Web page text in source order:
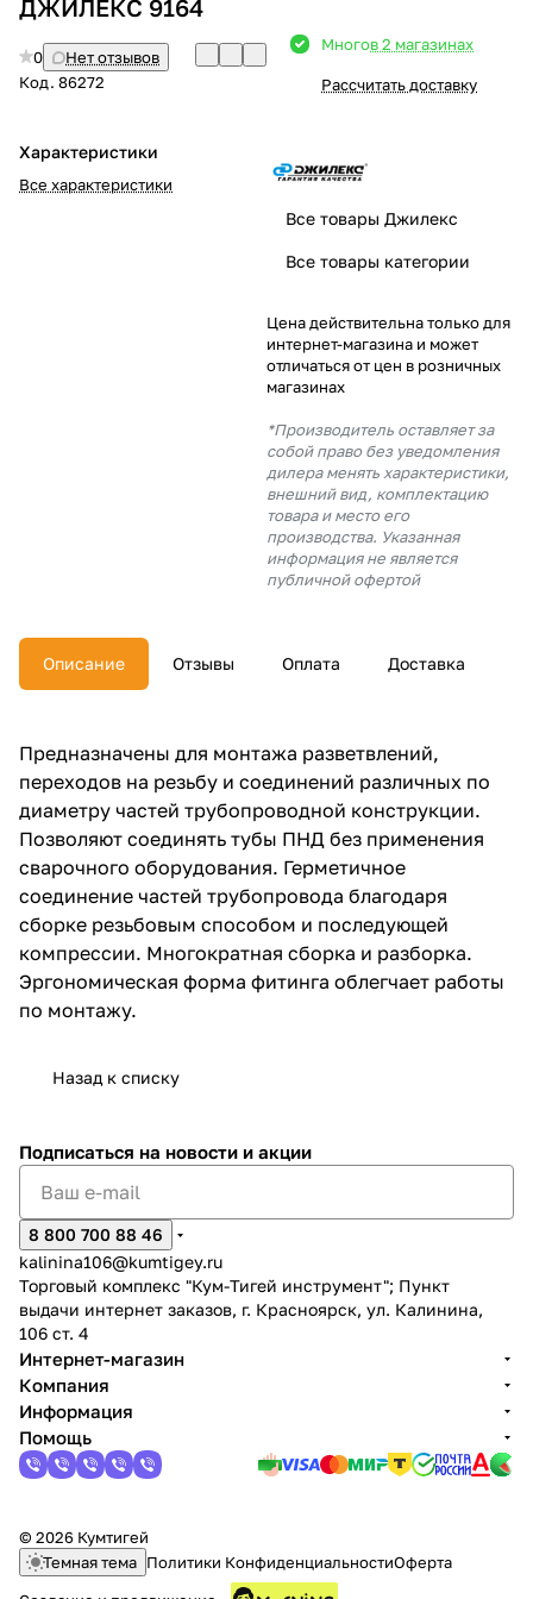
ДЖИЛЕКС 9164
0
Нет отзывов
Код. 86272
Характеристики
Все характеристики
Многов 2 магазинах
Рассчитать доставку
Все товары Джилекс
Все товары категории
Цена действительна только для
интернет-магазина и может
отличаться от цен в розничных
магазинах
*Производитель оставляет за
собой право без уведомления
дилера менять характеристики,
внешний вид, комплектацию
товара и место его
производства. Указанная
информация не является
публичной офертой
Описание Отзывы Оплата Доставка
Предназначены для монтажа разветвлений,
переходов на резьбу и соединений различных по
диаметру частей трубопроводной конструкции.
Позволяют соединять тубы ПНД без применения
сварочного оборудования. Герметичное
соединение частей трубопровода благодаря
сборке резьбовым способом и последующей
компрессии. Многократная сборка и разборка.
Эргономическая форма фитинга облегчает работы
по монтажу.
Назад к списку
Подписаться на новости и акции
8 800 700 88 46
kalinina106@kumtigey.ru
Торговый комплекс "Кум-Тигей инструмент"; Пункт
выдачи интернет заказов, г. Красноярск, ул. Калинина,
106 ст. 4
Интернет-магазин
Компания
Информация
Помощь
© 2026 Кумтигей
Темная тема Политики КонфиденциальностиОферта
Добавляйте товары
в корзину
Оплачивайте сегодня только
% картой любого банка
% будут
с вашей карты
раз в 2